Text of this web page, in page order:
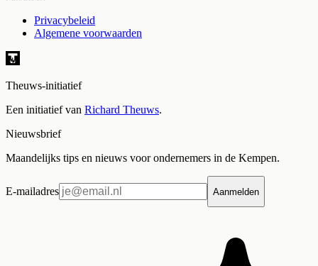
Privacybeleid
Algemene voorwaarden
Theuws-initiatief
Een initiatief van Richard Theuws.
Nieuwsbrief
Maandelijks tips en nieuws voor ondernemers in de Kempen.
E-mailadres Aanmelden